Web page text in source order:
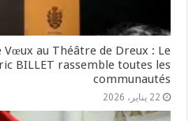
au Théâtre de Dreux : Le
BILLET rassemble toutes les
communautés
22 يناير، 2026